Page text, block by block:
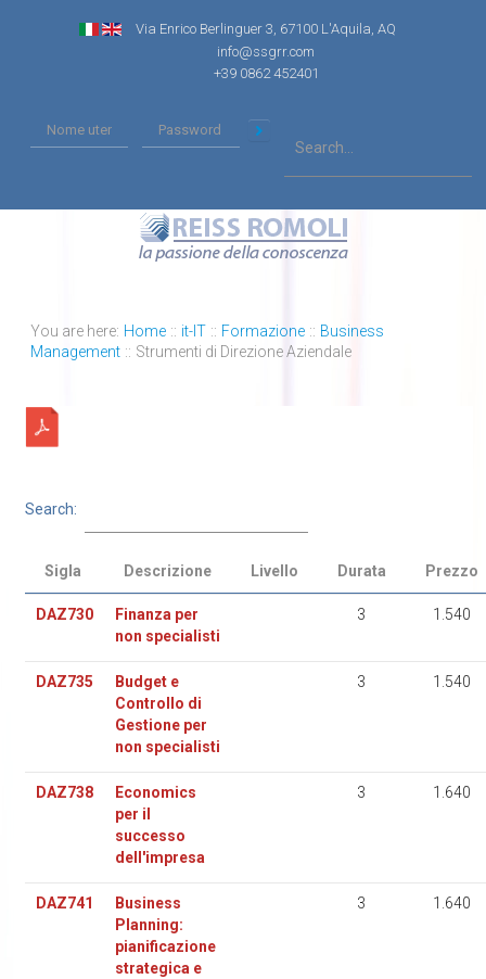
Via Enrico Berlinguer 3, 67100 L'Aquila, AQ
info@ssgrr.com
+39 0862 452401
You are here: Home :: it-IT :: Formazione :: Business
Management :: Strumenti di Direzione Aziendale
Search:
Sigla Descrizione Livello Durata Prezzo
DAZ730
Finanza per
non specialisti
3 1.540
DAZ735
Budget e
Controllo di
Gestione per
non specialisti
3 1.540
DAZ738
Economics
per il
successo
dell'impresa
3 1.640
DAZ741
Business
Planning:
pianificazione
strategica e
3 1.640